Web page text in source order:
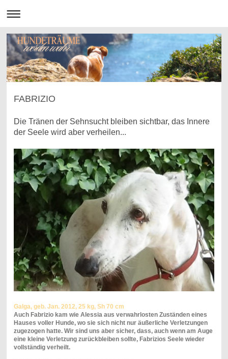
FABRIZIO
Die Tränen der Sehnsucht bleiben sichtbar, das Innere
der Seele wird aber verheilen...
Galga, geb. Jan. 2012, 25 kg, Sh 70 cm
Auch Fabrizio kam wie Alessia aus verwahrlosten Zuständen eines
Hauses voller Hunde, wo sie sich nicht nur äußerliche Verletzungen
zugezogen hatte. Wir sind uns aber sicher, dass, auch wenn am Auge
eine kleine Verletzung zurückbleiben sollte, Fabrizios Seele wieder
vollständig verheilt.